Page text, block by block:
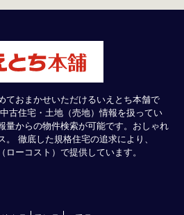
ておまかせいただけるいえとち本舗で
古住宅・土地（売地）情報を扱ってい
量からの物件検索が可能です。おしゃれ
徹底した規格住宅の追求により、
ーコスト）で提供しています。